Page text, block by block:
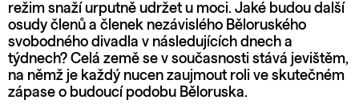
režim snaží urputně udržet u moci. Jaké budou další
osudy členů a členek nezávislého Běloruského
svobodného divadla v následujících dnech a
týdnech? Celá země se v současnosti stává jevištěm,
na němž je každý nucen zaujmout roli ve skutečném
zápase o budoucí podobu Běloruska.